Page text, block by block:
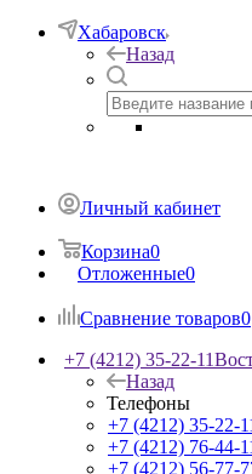
Хабаровск
Назад
Личный кабинет
Корзина0
Отложенные0
Сравнение товаров0
+7 (4212) 35-22-11
Назад
Телефоны
+7 (4212) 35-22-
+7 (4212) 76-44-
+7 (4212) 56-77-